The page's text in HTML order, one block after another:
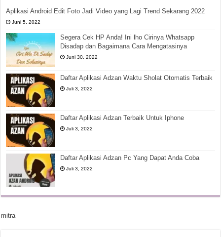
Aplikasi Android Edit Foto Jadi Video yang Lagi Trend Sekarang 2022
Juni 5, 2022
Segera Cek HP Anda! Ini lho Cirinya Whatsapp
Disadap dan Bagaimana Cara Mengatasinya
Juni 30, 2022
Daftar Aplikasi Adzan Waktu Sholat Otomatis Terbaik
Juli 3, 2022
Daftar Aplikasi Adzan Terbaik Untuk Iphone
Juli 3, 2022
Daftar Aplikasi Adzan Pc Yang Dapat Anda Coba
Juli 3, 2022
mitra